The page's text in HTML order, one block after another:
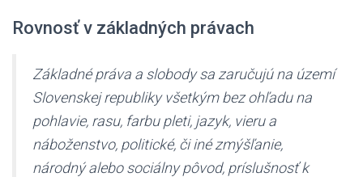
Rovnosť v základných právach
Základné práva a slobody sa zaručujú na území
Slovenskej republiky všetkým bez ohľadu na
pohlavie, rasu, farbu pleti, jazyk, vieru a
náboženstvo, politické, či iné zmýšľanie,
národný alebo sociálny pôvod, príslušnosť k